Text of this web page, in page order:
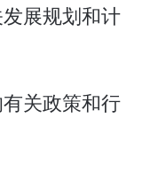
发展规划和计
有关政策和行